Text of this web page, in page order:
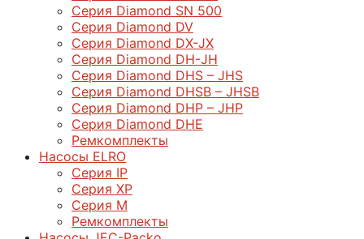
Серия Diamond SN 500
Серия Diamond DV
Серия Diamond DX-JX
Серия Diamond DH-JH
Серия Diamond DHS – JHS
Серия Diamond DHSB – JHSB
Серия Diamond DHP – JHP
Серия Diamond DHE
Ремкомплекты
Насосы ELRO
Серия IP
Серия XP
Серия M
Ремкомплекты